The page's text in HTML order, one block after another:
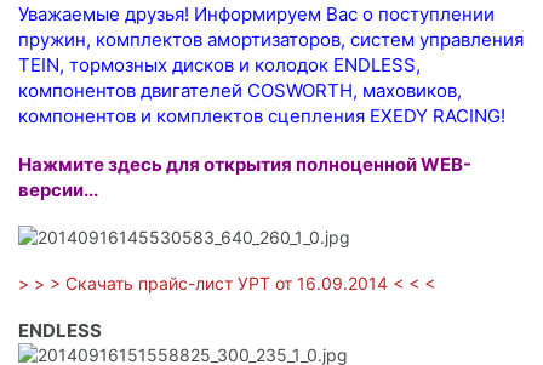
Уважаемые друзья! Информируем Вас о поступлении
пружин, комплектов амортизаторов, систем управления
TEIN, тормозных дисков и колодок ENDLESS,
компонентов двигателей COSWORTH, маховиков,
компонентов и комплектов сцепления EXEDY RACING!
Нажмите здесь для открытия полноценной WEB-
версии...
> > > Скачать прайс-лист УРТ от 16.09.2014 < < <
ENDLESS